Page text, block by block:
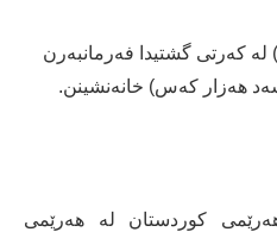
كوردستان لە هەرێمی